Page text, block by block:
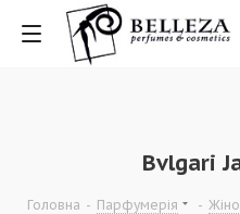
Bvlgari
Головна - Парфумерія -